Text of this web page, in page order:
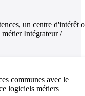
un centre d'intérêt
Intégrateur /
communes avec le
logiciels métiers